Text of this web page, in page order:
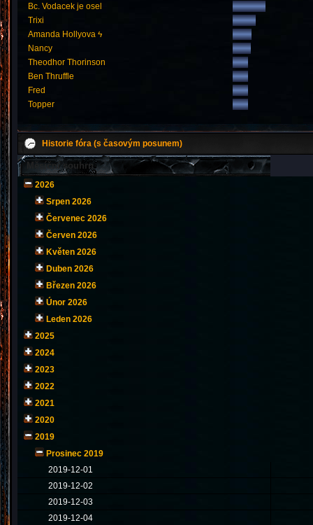
Bc. Vodacek je osel
Trixi
Amanda Hollyova ϟ
Nancy
Theodhor Thorinson
Ben Thruffle
Fred
Topper
Historie fóra (s časovým posunem)
Měsíční souhrn
2026
Srpen 2026
Červenec 2026
Červen 2026
Květen 2026
Duben 2026
Březen 2026
Únor 2026
Leden 2026
2025
2024
2023
2022
2021
2020
2019
Prosinec 2019
2019-12-01
2019-12-02
2019-12-03
2019-12-04